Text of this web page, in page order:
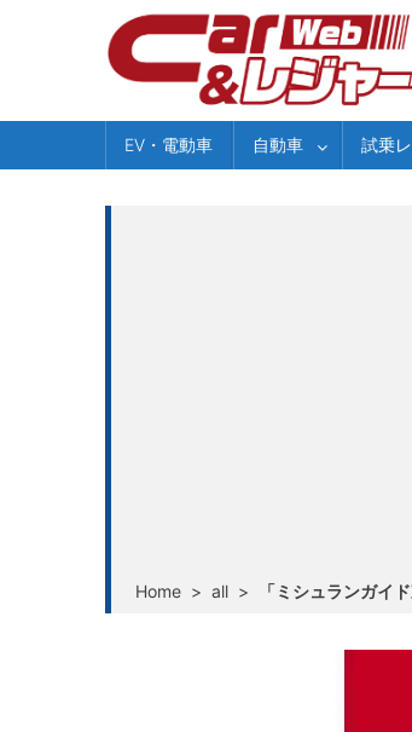
EV・電動車 自動車 試乗
Home > all > 「ミシュランガイ